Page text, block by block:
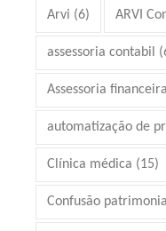
Arvi (6) ARVI
assessoria contabil
Assessoria financeira
automatização de
Clínica médica (15)
Confusão